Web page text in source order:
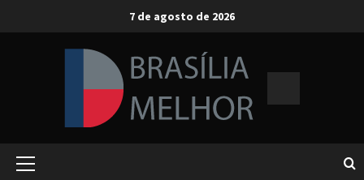
7 de agosto de 2026
Primary